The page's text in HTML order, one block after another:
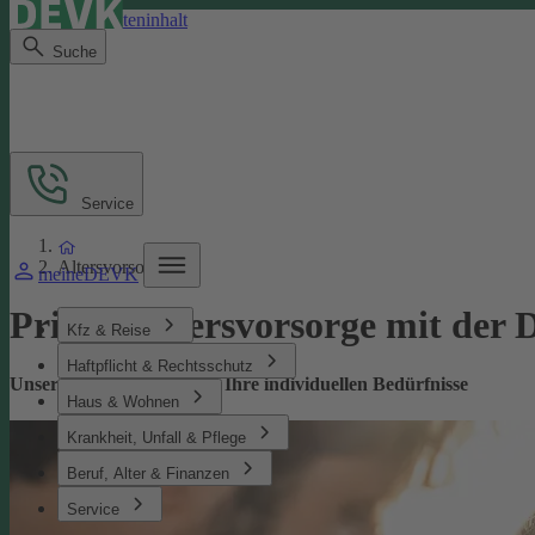
Direkt zum Seiteninhalt
Suche
meineDEVK
Kfz & Reise
Haftpflicht & Rechtsschutz
Haus & Wohnen
Krankheit, Unfall & Pflege
Beruf, Alter & Finanzen
Service
Service
Altersvorsorge
Private­ Altersvorsorge mit der
Unsere Altersvorsorge für Ihre individuellen Bedürfnisse